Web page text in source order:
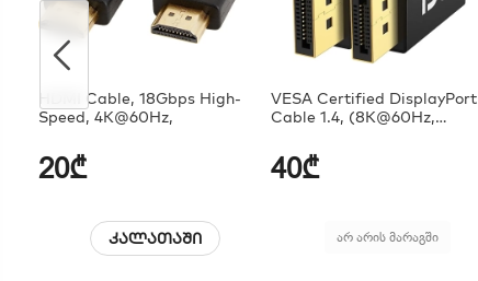
HDMI Cable, 18Gbps High-
Speed, 4K@60Hz,
20₾
კალათაში
VESA Certified DisplayPort
Cable 1.4, (8K@60Hz,
40₾
არ არის მარაგში